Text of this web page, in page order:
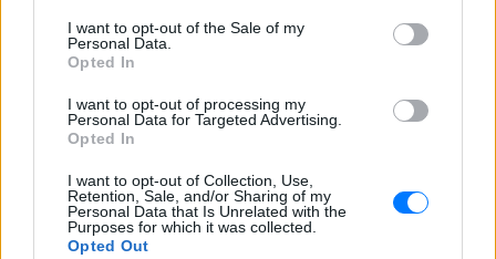
I want to opt-out of the Sale of my
Personal Data.
Opted In
I want to opt-out of processing my
Personal Data for Targeted Advertising.
Opted In
I want to opt-out of Collection, Use,
Retention, Sale, and/or Sharing of my
Personal Data that Is Unrelated with the
Purposes for which it was collected.
Opted Out